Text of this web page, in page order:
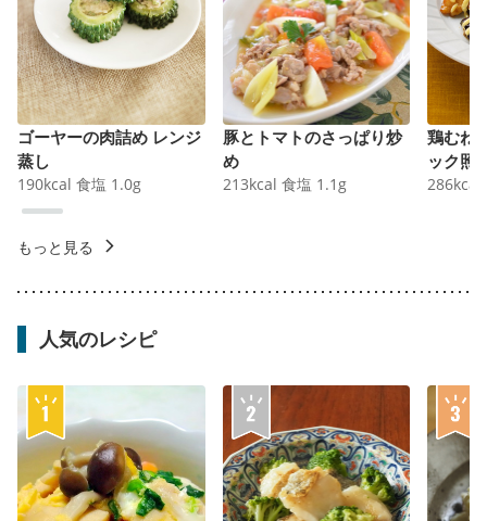
ゴーヤーの肉詰め レンジ
蒸し
190kcal 食塩 1.0g
豚とトマトのさっぱり炒
め
213kcal 食塩 1.1 g
鶏むね
ック照
286kcal
もっと見る
人気のレシピ